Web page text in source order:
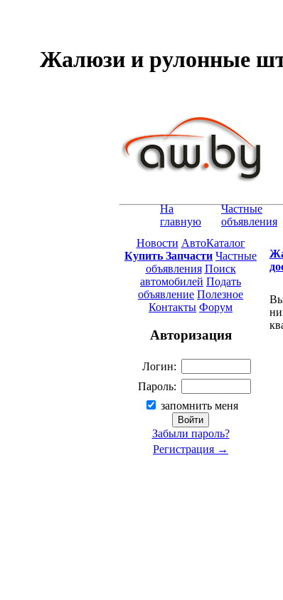
Жалюзи и рулонные
На
главную
Частные
объявления
Новости АвтоКаталог
Купить Запчасти Частные
объявления Поиск
автомобилей Подать
объявление Полезное
Контакты Форум
Авторизация
Логин:
Пароль:
запомнить меня
Забыли пароль?
Регистрация →
Вы